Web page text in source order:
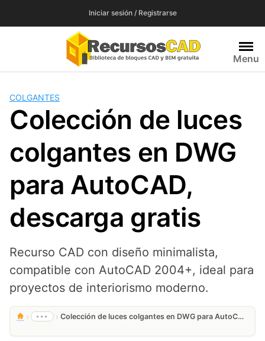
Iniciar sesión / Registrarse
Menu
COLGANTES
Colección de luces
colgantes en DWG
para AutoCAD,
descarga gratis
Recurso CAD con diseño minimalista,
compatible con AutoCAD 2004+, ideal para
proyectos de interiorismo moderno.
› ••• › Colección de luces colgantes en DWG para AutoCAD, descarga gratis